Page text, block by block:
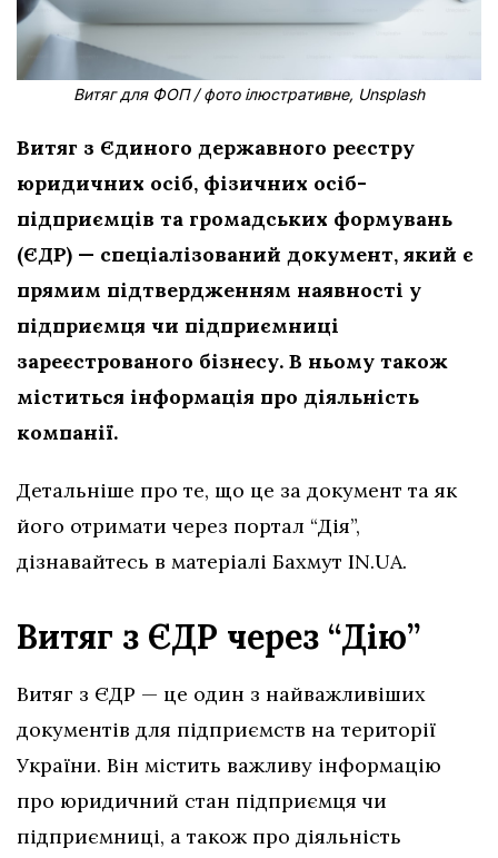
Витяг для ФОП / фото ілюстративне, Unsplash
Витяг з Єдиного державного реєстру
юридичних осіб, фізичних осіб-
підприємців та громадських формувань
(ЄДР) — спеціалізований документ, який є
прямим підтвердженням наявності у
підприємця чи підприємниці
зареєстрованого бізнесу. В ньому також
міститься інформація про діяльність
компанії.
Детальніше про те, що це за документ та як
його отримати через портал “Дія”,
дізнавайтесь в матеріалі Бахмут IN.UA.
Витяг з ЄДР через “Дію”
Витяг з ЄДР — це один з найважливіших
документів для підприємств на території
України. Він містить важливу інформацію
про юридичний стан підприємця чи
підприємниці, а також про діяльність